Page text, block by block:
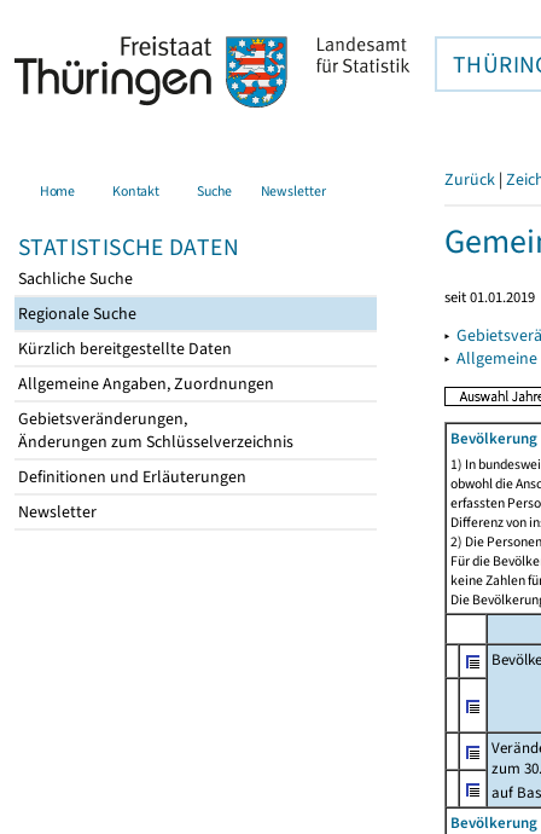
Home Kontakt Suche Newsletter
STATISTISCHE DATEN
Sachliche Suche
Regionale Suche
Kürzlich bereitgestellte Daten
Allgemeine Angaben, Zuordnungen
Gebietsveränderungen,
Änderungen zum Schlüsselverzeichnis
Definitionen und Erläuterungen
Newsletter
Zurück |
seit 01.01.2019
▸
▸
1) In
obwohl die
erfassten
Differenz von
2) Die
Für die
keine Zahlen
Die
zum
auf
Bevölkerung